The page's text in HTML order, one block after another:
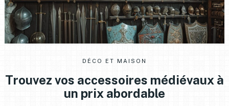
DÉCO ET MAISON
Trouvez vos accessoires médiévaux à
un prix abordable